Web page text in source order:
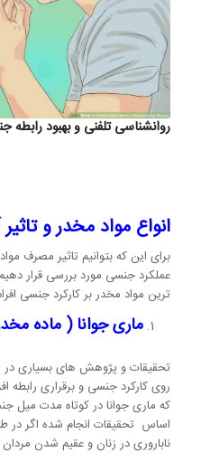
روانشناسی تلفنی و بهبود
انواع مواد مخدر و
برای این که بتوانیم تاثیر مصرف
عملکرد جنسی مورد بررسی قرار
ترین مواد مخدر بر کارکرد جنسی
ماری جوانا ( ماده
تحقیقات و پژوهش های بسیاری در
روی کارکرد جنسی و برقراری
که ماری جوانا در کوتاه مدت میل
اساس تحقیقات انجام شده اگر در
ناباروری در زنان و عقیم شدن